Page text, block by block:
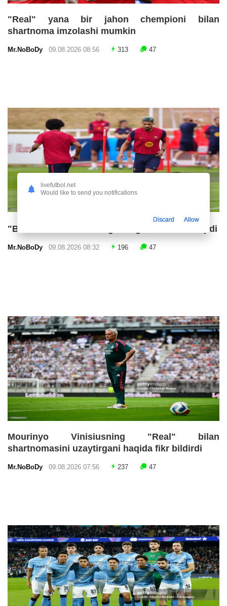
"Real" yana bir jahon chempioni bilan
shartnoma imzolashi mumkin
Mr.NoBoDy 09.08.2026 08:56 313 47
"Barselona" Arauxoning o'rniga o'rinbosar topdi
Mr.NoBoDy 09.08.2026 08:32 196 47
Mourinyo Vinisiusning "Real" bilan
shartnomasini uzaytirgani haqida fikr bildirdi
Mr.NoBoDy 09.08.2026 07:56 237 47
livefutbol.net
Would like to send you notifications
Discard Allow